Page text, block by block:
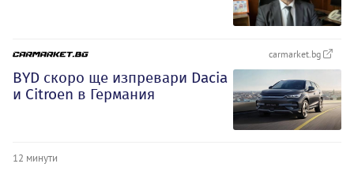
carmarket.bg
BYD скоро ще изпревари Dacia
и Citroеn в Германия
12 минути